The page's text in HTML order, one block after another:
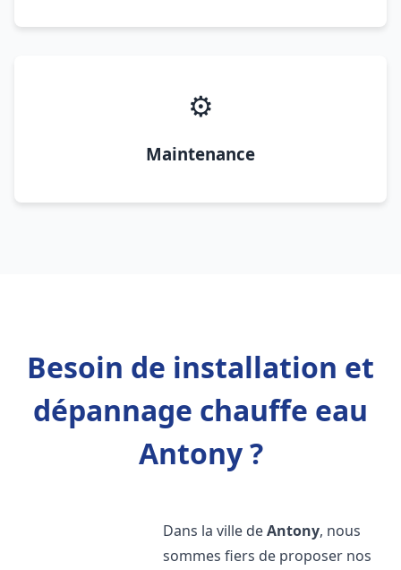
⚙️
Maintenance
Besoin de installation et
dépannage chauffe eau
Antony ?
Dans la ville deAntony, nous
sommes fiers de proposer nos